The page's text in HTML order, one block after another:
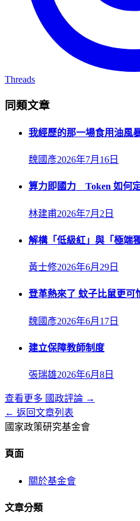
Threads
同類文章
我經歷的那一場食用油風
魏國彥2026年7月16日
算力即國力 Token 如何
林建甫2026年7月2日
解構「低級紅」與「極端
黃士修2026年6月29日
登革熱來了 蚊子比鼠更可
魏國彥2026年6月17日
建立保障教師制度
張瑞雄2026年6月8日
查看更多 國政評論 →
← 返回文章列表
國家政策研究基金會
頁面
關於基金會
文章分類